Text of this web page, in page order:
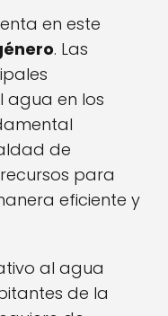
en este
. Las
agua en los
de
para
eficiente y
al agua
de la